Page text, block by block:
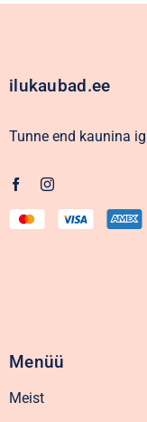
ilukaubad.ee
Tunne end kaunina
Menüü
Meist